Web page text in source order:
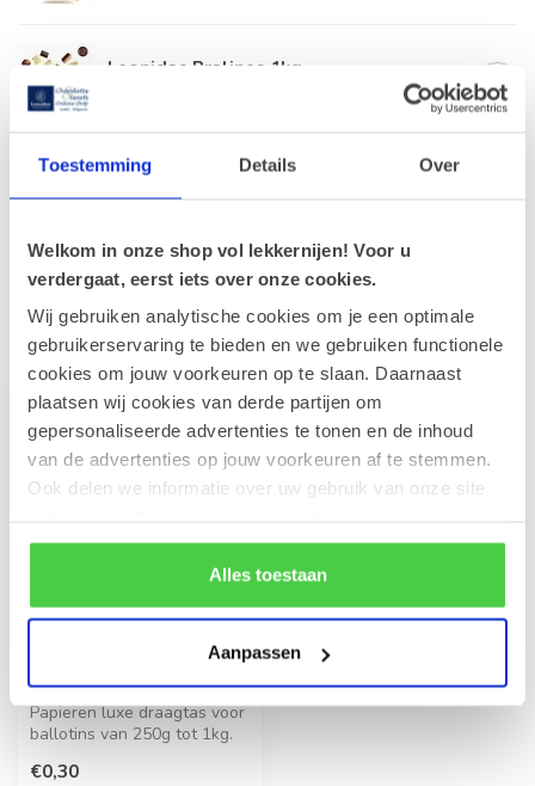
Toestemming Details Over
Welkom in onze shop vol lekkernijen! Voor u
verdergaat, eerst iets over onze cookies.
Wij gebruiken analytische cookies om je een optimale
gebruikerservaring te bieden en we gebruiken functionele
cookies om jouw voorkeuren op te slaan. Daarnaast
plaatsen wij cookies van derde partijen om
gepersonaliseerde advertenties te tonen en de inhoud
van de advertenties op jouw voorkeuren af te stemmen.
Ook delen we informatie over uw gebruik van onze site
rekening mee dat als je bepaalde cookies blokkeert, het
de correcte werking van de website kan verstoren.
Alles toestaan
Aanpassen
Leonidas Pralines 1kg
€41,80
Leonidas Orangettes 450g
Recent bekeken
Premium draagtas (S)
250g - 1kg
Papieren luxe draagtas voor
ballotins van 250g tot 1kg.
€0,30